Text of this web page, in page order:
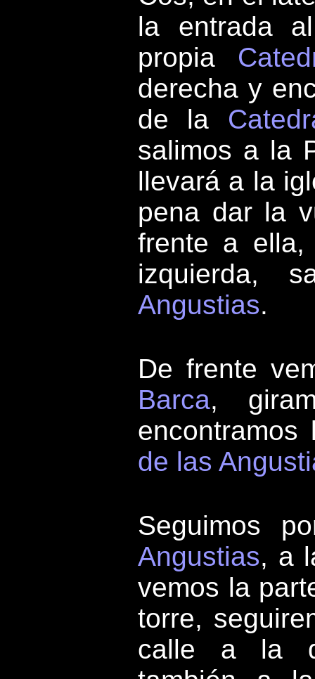
la entrada
propia
derecha y
de la
salimos a la
llevará a la
pena dar la
frente a
izquierda,
Angustias.
De frente
Barca,
de las
Seguimos
Angustias, a
vemos la
torre,
calle a la